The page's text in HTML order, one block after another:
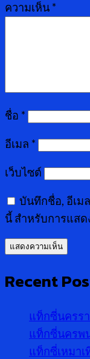
ความเห็น *
ชื่อ *
อีเมล *
เว็บไซต์
บันทึกชื่อ, อีเม
นี้ สำหรับการแสด
Recent
แท็กซี่นครร
แท็กซี่นครพ
แท็กซี่เหมา